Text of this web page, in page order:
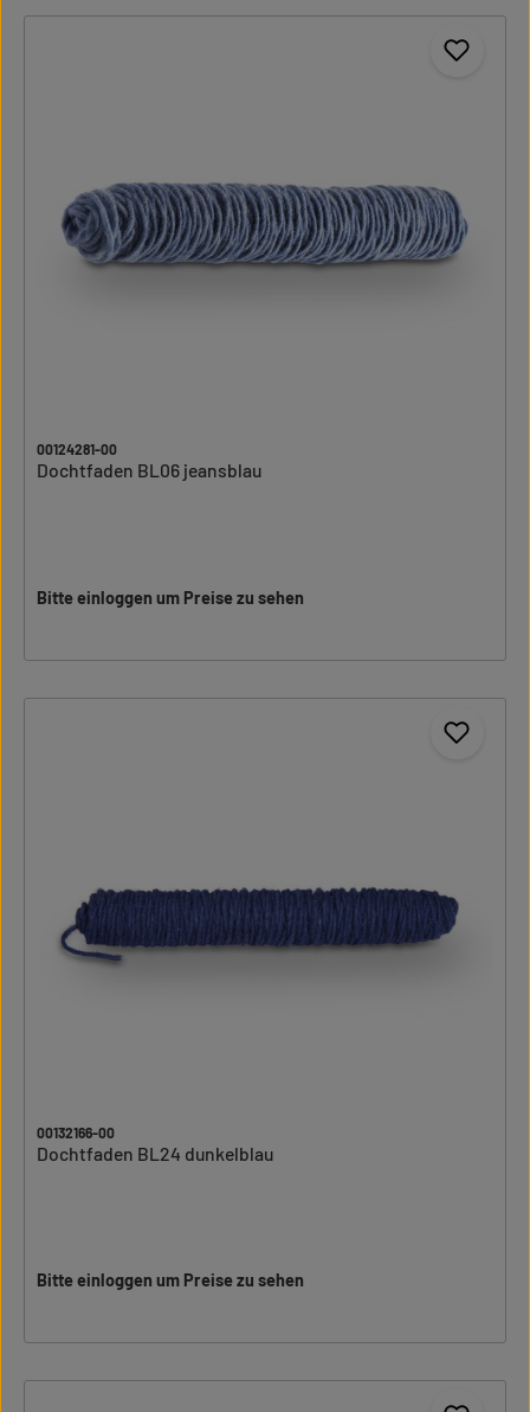
00124281-00
Dochtfaden BL06 jeansblau
Bitte einloggen um Preise zu sehen
00132166-00
Dochtfaden BL24 dunkelblau
Bitte einloggen um Preise zu sehen